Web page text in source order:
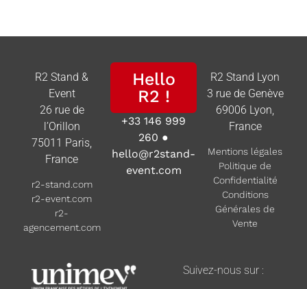
R2 Stand &
Event
26 rue de
l’Orillon
75011 Paris,
France
r2-stand.com
r2-event.com
r2-
agencement.com
Hello
R2 !
+33 146 999
260 ●
hello@r2stand-
event.com
R2 Stand Lyon
3 rue de Genève
69006 Lyon,
France
Mentions légales
Politique de
Confidentialité
Conditions
Générales de
Vente
Suivez-nous sur :